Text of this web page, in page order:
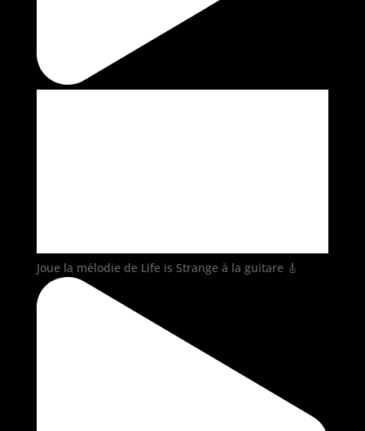
Joue la mélodie de Life is Strange à la guitare 🎸